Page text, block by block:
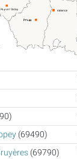
(69490)
(69790)